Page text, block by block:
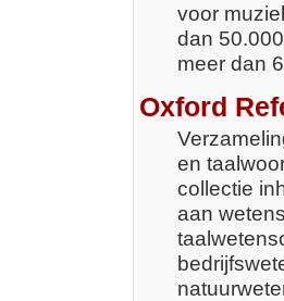
voor
dan
meer dan
Oxford
en
collectie
aan